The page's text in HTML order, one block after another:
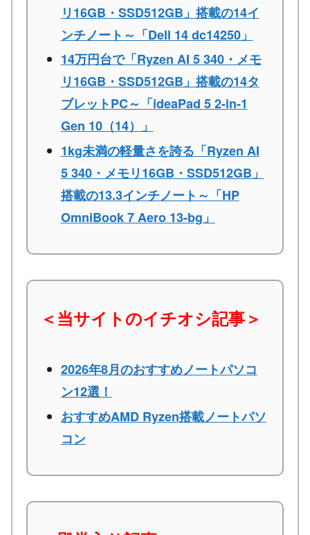
リ16GB・SSD512GB」搭載の14イ
ンチノート～「Dell 14 dc14250」
14万円台で「Ryzen AI 5 340・メモ
リ16GB・SSD512GB」搭載の14タ
ブレットPC～「ideaPad 5 2-in-1
Gen 10（14）」
1kg未満の軽量さを誇る「Ryzen AI
5 340・メモリ16GB・SSD512GB」
搭載の13.3インチノート～「HP
OmniBook 7 Aero 13-bg」
＜当サイトのイチオシ記事＞
2026年8月のおすすめノートパソコ
ン12選！
おすすめAMD Ryzen搭載ノートパソ
コン